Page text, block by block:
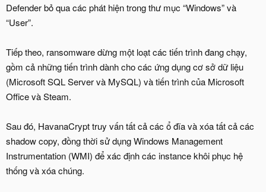
Defender bỏ qua các phát hiện trong thư mục “Windows” và
“User”.
Tiếp theo, ransomware dừng một loạt các tiến trình đang chạy,
gồm cả những tiến trình dành cho các ứng dụng cơ sở dữ liệu
(Microsoft SQL Server và MySQL) và tiến trình của Microsoft
Office và Steam.
Sau đó, HavanaCrypt truy vấn tất cả các ổ đĩa và xóa tất cả các
shadow copy, đồng thời sử dụng Windows Management
Instrumentation (WMI) để xác định các instance khôi phục hệ
thống và xóa chúng.